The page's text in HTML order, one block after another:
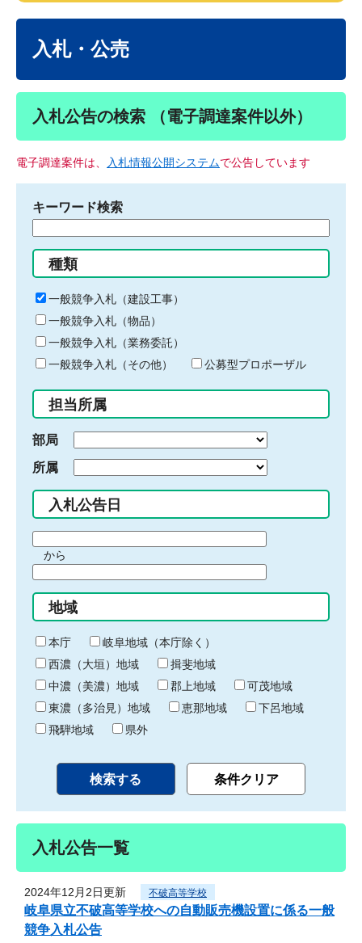
入札・公売
入札公告の検索 （電子調達案件以外）
電子調達案件は、 入札情報公開システムで公告しています
キーワード検索
る
キ
ー
ワ
ー
ド
入
力
種類
一般競争入札（建設工事）
一般競争入札（物品）
一般競争入札（業務委託）
一般競争入札（その他）
公募型プロポーザル
担当所属
部局
所属
入札公告日
間
始
り
から
間
終
わ
り
地域
本庁
岐阜地域（本庁除く）
西濃（大垣）地域
揖斐地域
中濃（美濃）地域
郡上地域
可茂地域
東濃（多治見）地域
恵那地域
下呂地域
飛騨地域
県外
入札公告一覧
2024年12月2日更新 不破高等学校
岐阜県立不破高等学校への自動販売機設置に係る一般
競争入札公告